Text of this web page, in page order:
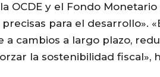
OCDE y el Fondo
para el desarrollo».
a cambios a largo plazo,
la sostenibilidad fiscal»,